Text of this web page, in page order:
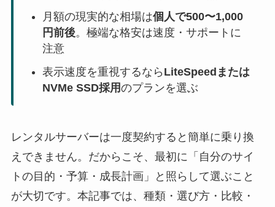
月額の現実的な相場は個人で500〜1,000
円前後。極端な格安は速度・サポートに
注意
表示速度を重視するなら LiteSpeedまたは
NVMe SSD採用のプランを選ぶ
レンタルサーバーは一度契約すると簡単に乗り換
えできません。だからこそ、最初に「自分のサイ
トの目的・予算・成長計画」と照らして選ぶこと
が大切です。本記事では、種類・選び方・比較・